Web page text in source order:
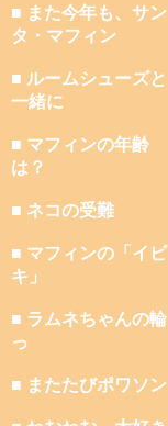
■ また今年も、サン
タ・マフィン
■ ルームシューズと
一緒に
■ マフィンの年齢
は？
■ ネコの受難
■ マフィンの「イビ
キ」
■ ラムネちゃんの輪
っ
■ またたびポワソン